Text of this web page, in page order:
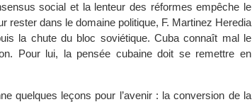
social et la lenteur des réformes empêche le
rester dans le domaine politique, F. Martinez Heredia
la chute du bloc soviétique. Cuba connaît mal le
Pour lui, la pensée cubaine doit se remettre en
quelques leçons pour l’avenir : la conversion de la